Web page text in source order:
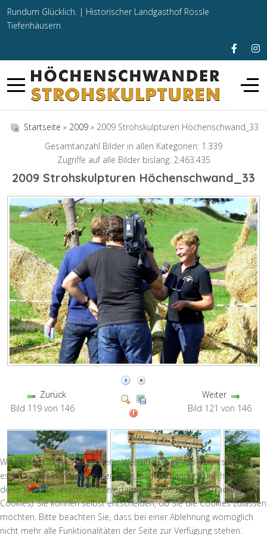
Rundum Glücklich. | Historischer Landgasthof Rössle
Tiefenhäusern
Startseite » 2009 » 2009 Strohskulpturen Höchenschwand_33
Gesamtanzahl Bilder in allen Kategorien: 1.339
Zugriffe auf alle Bilder bislang: 2.463.435
2009 Strohskulpturen Höchenschwand_33
Zurück
Bild 119 von 146
Weiter
Bild 121 von 146
Wir nutzen Cookies auf unserer Website. Einige von ihnen sind
essenziell für den Betrieb der Seite, während andere uns helfen,
diese Website und die Nutzererfahrung zu verbessern (Tracking
Cookies). Sie können selbst entscheiden, ob Sie die Cookies zulassen
möchten. Bitte beachten Sie, dass bei einer Ablehnung womöglich
nicht mehr alle Funktionalitäten der Seite zur Verfügung stehen.